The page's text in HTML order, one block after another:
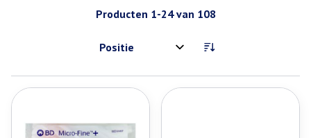
Producten 1-24van 108
Sorteer op: